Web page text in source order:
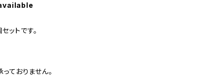
トです。
ておりません。